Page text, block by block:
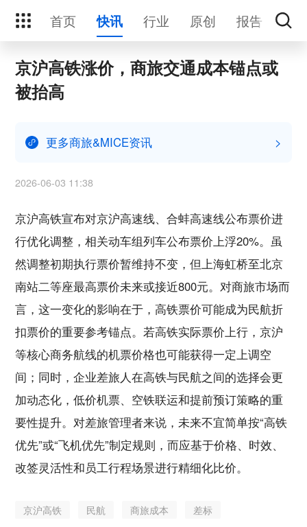
首页 快讯 行业 原创 报告 活
京沪高铁涨价，商旅交通成本锚点或
被抬高
更多商旅&MICE资讯 >
2026-06-03 11:38
京沪高铁宣布对京沪高速线、合蚌高速线公布票价进
行优化调整，相关动车组列车公布票价上浮20%。虽
然调整初期执行票价暂维持不变，但上海虹桥至北京
南站二等座最高票价未来或接近800元。对商旅市场而
言，这一变化的影响在于，高铁票价可能成为民航折
扣票价的重要参考锚点。若高铁实际票价上行，京沪
等核心商务航线的机票价格也可能获得一定上调空
间；同时，企业差旅人在高铁与民航之间的选择会更
加动态化，低价机票、空铁联运和提前预订策略的重
要性提升。对差旅管理者来说，未来不宜简单按“高铁
优先”或“飞机优先”制定规则，而应基于价格、时效、
改签灵活性和员工行程场景进行精细化比价。
京沪高铁 民航 商旅成本
差标